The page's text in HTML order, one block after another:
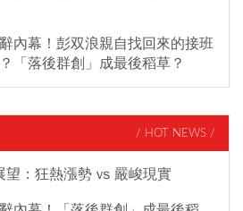
內幕！彭双浪親自找回來的接班
「落後群創」成最後稻草？
/ HOT NEWS /
：狂熱漲勢 vs 嚴峻現實